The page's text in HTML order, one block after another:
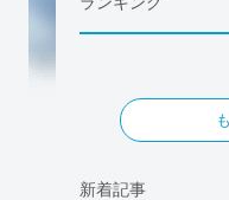
新着記事